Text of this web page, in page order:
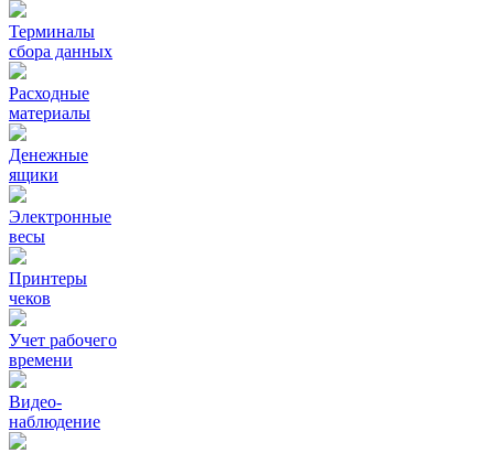
Терминалы
сбора данных
Расходные
материалы
Денежные
ящики
Электронные
весы
Принтеры
чеков
Учет рабочего
времени
Видео‑
наблюдение